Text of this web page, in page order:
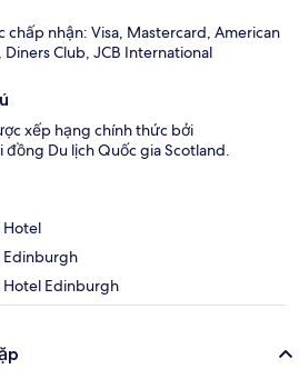
chấp nhận: Visa, Mastercard, American
Diners Club, JCB International
xếp hạng chính thức bởi
đồng Du lịch Quốc gia Scotland.
Hotel
Edinburgh
Hotel Edinburgh